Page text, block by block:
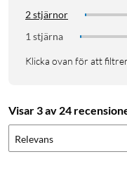
2 stjärnor
1 stjärna
Klicka ovan för att
Visar 3 av 24
Relevans